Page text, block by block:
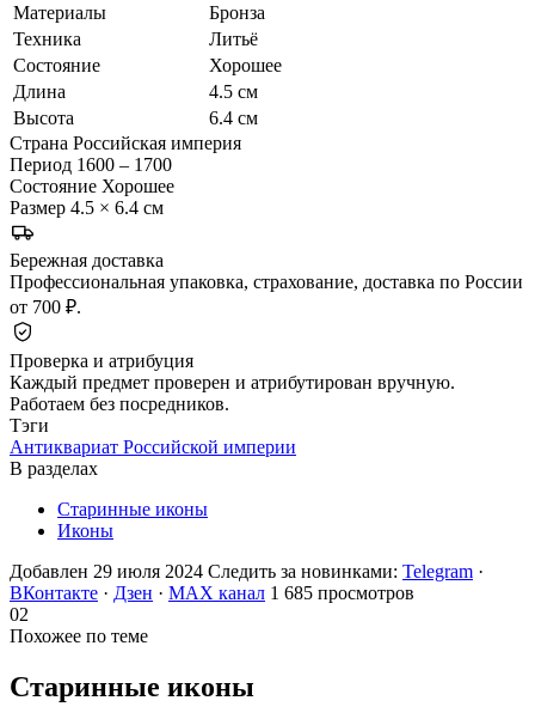
Материалы
Бронза
Техника
Литьё
Состояние
Хорошее
Длина
4.5 см
Высота
6.4 см
Страна Российская империя
Период 1600 – 1700
Состояние Хорошее
Размер 4.5 × 6.4 см
Бережная доставка
Профессиональная упаковка, страхование, доставка по России
от 700 ₽.
Проверка и атрибуция
Каждый предмет проверен и атрибутирован вручную.
Работаем без посредников.
Тэги
Антиквариат Российской империи
В разделах
Старинные иконы
Иконы
Добавлен 29 июля 2024 Следить за новинками: Telegram ·
ВКонтакте · Дзен · MAX канал 1 685 просмотров
02
Похожее по теме
Старинные иконы